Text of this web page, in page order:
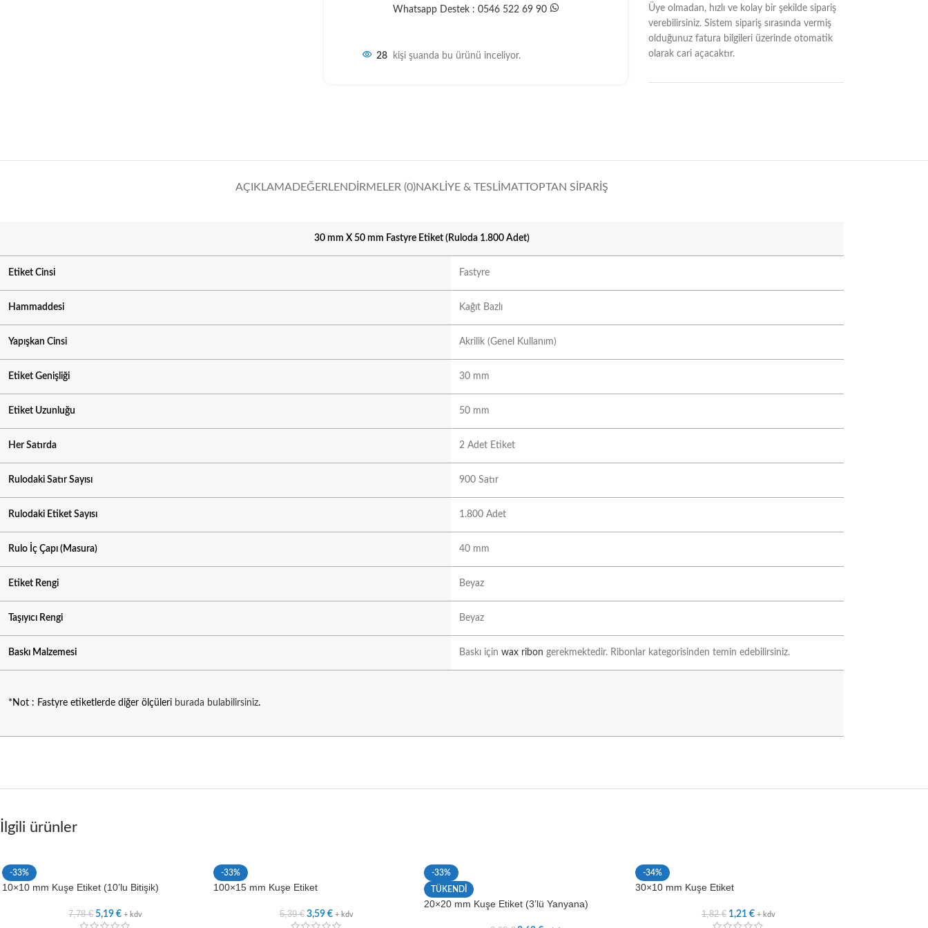
Whatsapp Destek : 0546 522 69 90
28 kişi şuanda bu ürünü inceliyor.
Üye olmadan, hızlı ve kolay bir şekilde sipariş
verebilirsiniz. Sistem sipariş sırasında vermiş
olduğunuz fatura bilgileri üzerinde otomatik
olarak cari açacaktır.
AÇIKLAMA DEĞERLENDIRMELER (0)NAKLIYE & TESLIMATTOPTAN SIPARIŞ
30 mm X 50 mm Fastyre Etiket (Ruloda 1.800 Adet)
Etiket Cinsi Fastyre
Hammaddesi Kağıt Bazlı
Yapışkan Cinsi Akrilik (Genel Kullanım)
Etiket Genişliği 30 mm
Etiket Uzunluğu 50 mm
Her Satırda 2 Adet Etiket
Rulodaki Satır Sayısı 900 Satır
Rulodaki Etiket Sayısı 1.800 Adet
Rulo İç Çapı (Masura) 40 mm
Etiket Rengi Beyaz
Taşıyıcı Rengi Beyaz
Baskı Malzemesi Baskı için wax ribon gerekmektedir. Ribonlar kategorisinden temin edebilirsiniz.
*Not : Fastyre etiketlerde diğer ölçüleri burada bulabilirsiniz.
İlgili ürünler
-33%
10×10 mm Kuşe Etiket (10’lu Bitişik)
7,78€ 5,19€ + kdv
-33%
100×15 mm Kuşe Etiket
5,39€ 3,59 € + kdv
-33%
TÜKENDİ
20×20 mm Kuşe Etiket (3’lü Yanyana)
-34%
30×10 mm Kuşe Etiket
1,82€ 1,21 € + kdv